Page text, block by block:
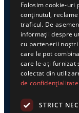
Despre noi
Casa de editură
Folosim cookie-uri
conținutul,
traficul. De
informații despre
cu partenerii
care le pot
care le-ați furnizat
colectat din
de confidențialitate
STRICT